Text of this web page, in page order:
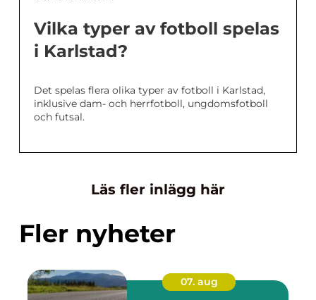
Vilka typer av fotboll spelas
i Karlstad?
Det spelas flera olika typer av fotboll i Karlstad,
inklusive dam- och herrfotboll, ungdomsfotboll
och futsal.
Läs fler inlägg här
Fler nyheter
07. aug